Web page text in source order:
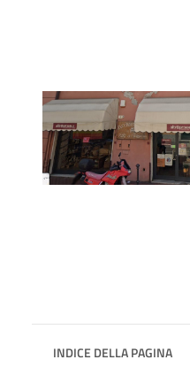
INDICE DELLA PAGINA